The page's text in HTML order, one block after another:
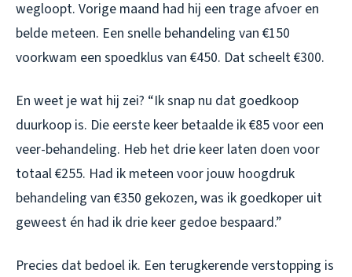
wegloopt. Vorige maand had hij een trage afvoer en
belde meteen. Een snelle behandeling van €150
voorkwam een spoedklus van €450. Dat scheelt €300.
En weet je wat hij zei? “Ik snap nu dat goedkoop
duurkoop is. Die eerste keer betaalde ik €85 voor een
veer-behandeling. Heb het drie keer laten doen voor
totaal €255. Had ik meteen voor jouw hoogdruk
behandeling van €350 gekozen, was ik goedkoper uit
geweest én had ik drie keer gedoe bespaard.”
Precies dat bedoel ik. Een terugkerende verstopping is